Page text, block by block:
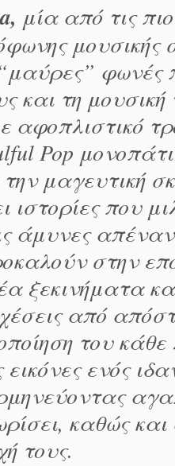
μία από τις
μουσικής
“μαύρες”
και τη
αφοπλιστικό
Pop
μαγευτική
ιστορίες που
άμυνες
στην
ξεκινήματα
από
του
ενός
καθώς
τους.